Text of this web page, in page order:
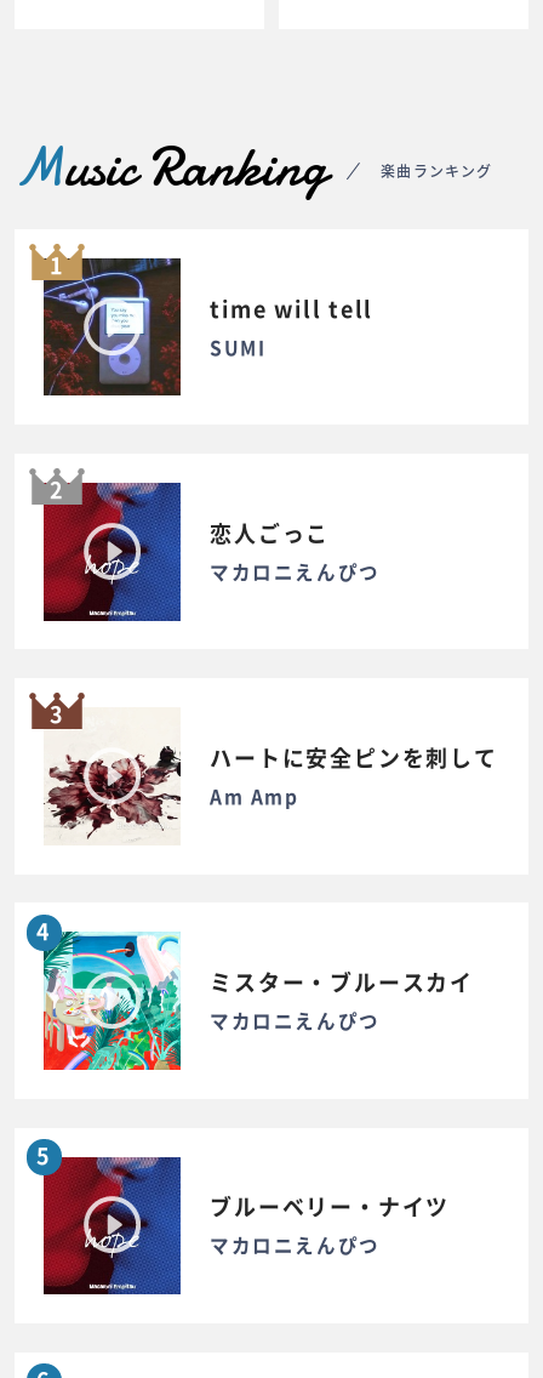
Music Ranking 楽曲ランキング
1
time will tell
SUMI
2
恋人ごっこ
マカロニえんぴつ
3
ハートに安全ピンを刺して
Am Amp
4
ミスター・ブルースカイ
マカロニえんぴつ
5
ブルーベリー・ナイツ
マカロニえんぴつ